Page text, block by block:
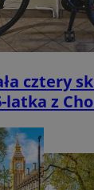
cztery
z